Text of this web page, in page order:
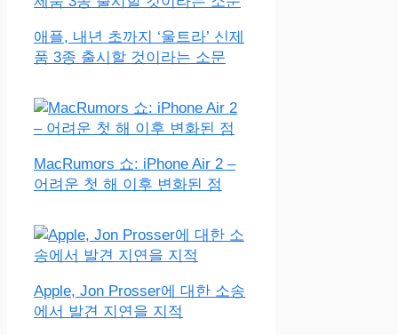
애플, 내년 초까지 ‘울트라’ 신제
품 3종 출시할 것이라는 소문
MacRumors 쇼: iPhone Air 2 –
어려운 첫 해 이후 변화된 점
Apple, Jon Prosser에 대한 소송
에서 발견 지연을 지적